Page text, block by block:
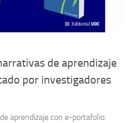
de aprendizaje
por investigadores
aprendizaje con e-portafolio.